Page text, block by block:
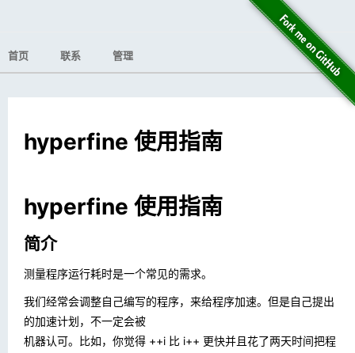
首页 联系 管理
hyperfine 使用指南
hyperfine 使用指南
简介
测量程序运行耗时是一个常见的需求。
我们经常会调整自己编写的程序，来给程序加速。但是自己提出
的加速计划，不一定会被
机器认可。比如，你觉得 ++i 比 i++ 更快并且花了两天时间把程